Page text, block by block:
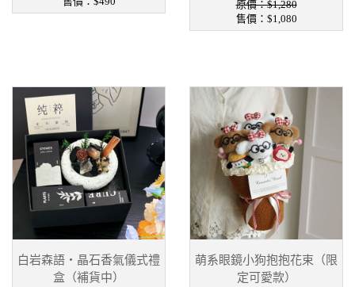
原價：$1,280
售價： $1,080
白岩森語・晶石香氣儀式禮
盒（補貨中）
萌系眼鏡小狗抱抱花束（限
定可愛款）